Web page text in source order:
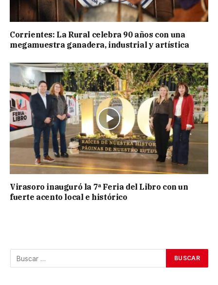
Corrientes: La Rural celebra 90 años con una
megamuestra ganadera, industrial y artística
Virasoro inauguró la 7ª Feria del Libro con un
fuerte acento local e histórico